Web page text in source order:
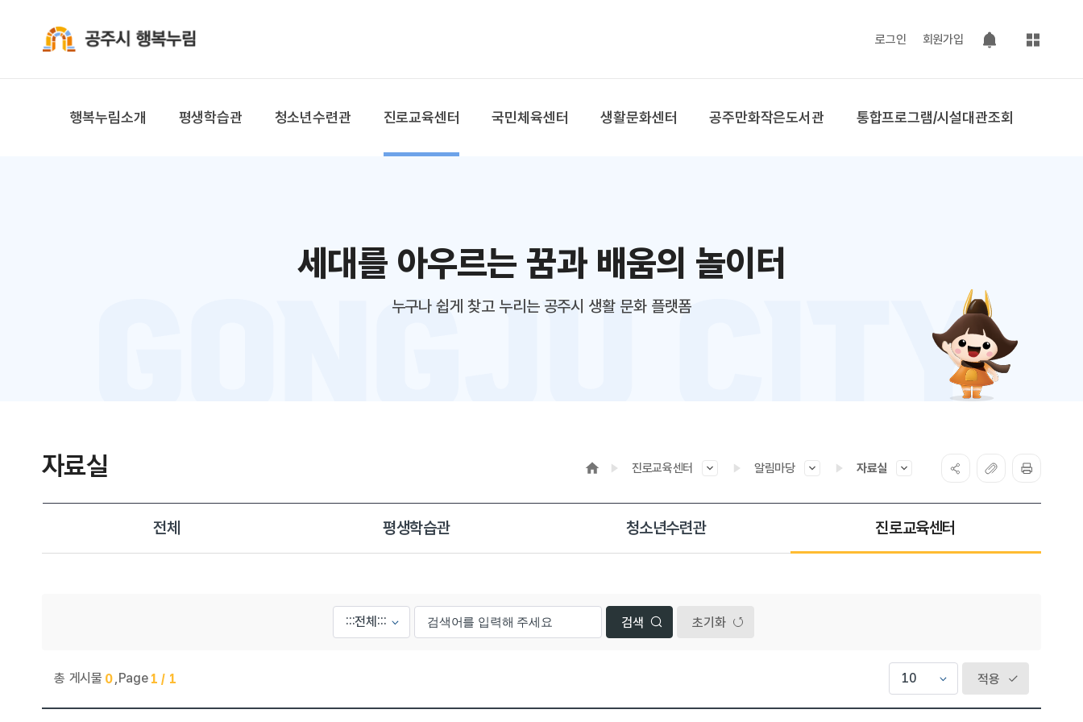
로그인 회원가입
팝업 열기
사이트맵
행복누림소개 평생학습관 청소년수련관 진로교육센터 국민체육센터 생활문화센터 공주만화작은도서관 통합프로그램/시설대관조회
세대를 아우르는 꿈과 배움의 놀이터
누구나 쉽게 찾고 누리는 공주시 생활 문화 플랫폼
자료실 진로교육센터 알림마당 자료실
전체 평생학습관 청소년수련관 진로교육센터
초기화
총 게시물 0 ,Page 1 / 1
적용
진로교육센터 > 자료실 목록으로 번호, 제목, 작성자, 조회수,등록일, 첨부파일로 나열 되고 있습니다.